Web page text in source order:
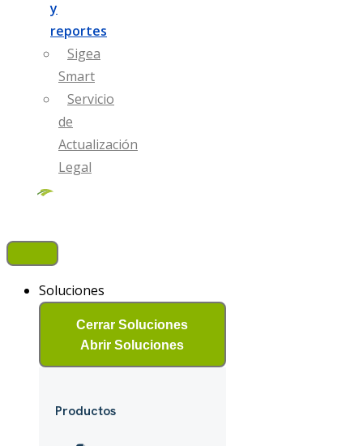
y
reportes
Sigea
Smart
Servicio
de
Actualización
Legal​
Soluciones
Cerrar Soluciones
Abrir Soluciones
Productos